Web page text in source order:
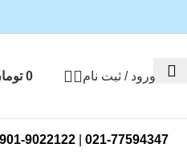
ورود / ثبت نام 0
021-77594347
9022122